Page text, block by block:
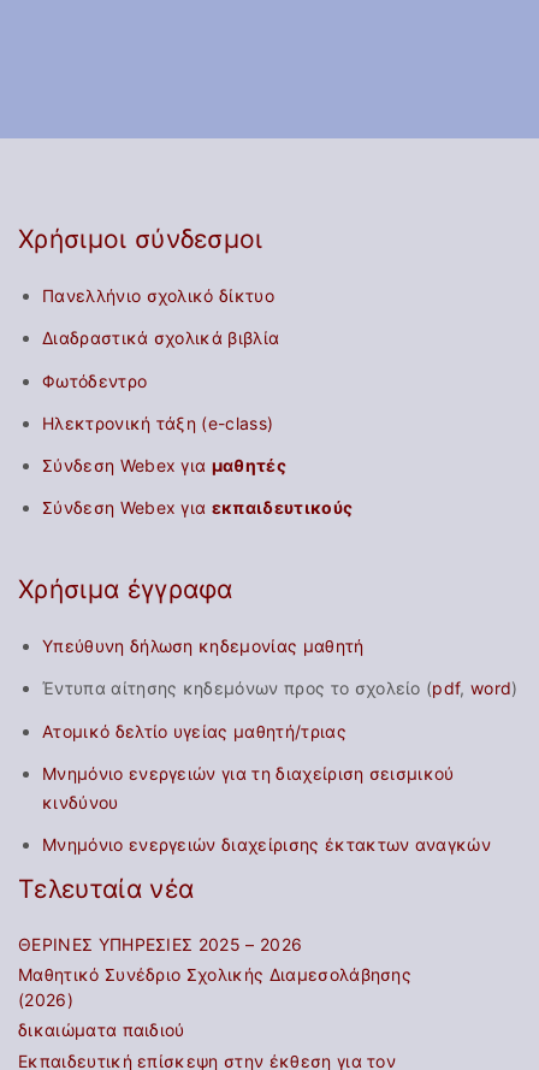
Χρήσιμοι σύνδεσμοι
Πανελλήνιο σχολικό δίκτυο
Διαδραστικά σχολικά βιβλία
Φωτόδεντρο
Ηλεκτρονική τάξη (e-class)
Σύνδεση Webex για μαθητές
Σύνδεση Webex για εκπαιδευτικούς
Χρήσιμα έγγραφα
Υπεύθυνη δήλωση κηδεμονίας μαθητή
Έντυπα αίτησης κηδεμόνων προς το σχολείο (pdf,word)
Ατομικό δελτίο υγείας μαθητή/τριας
Μνημόνιο ενεργειών για τη διαχείριση σεισμικού
κινδύνου
Μνημόνιο ενεργειών διαχείρισης έκτακτων αναγκών
Τελευταία νέα
ΘΕΡΙΝΕΣ ΥΠΗΡΕΣΙΕΣ 2025 – 2026
Μαθητικό Συνέδριο Σχολικής Διαμεσολάβησης
(2026)
δικαιώματα παιδιού
Εκπαιδευτική επίσκεψη στην έκθεση για τον